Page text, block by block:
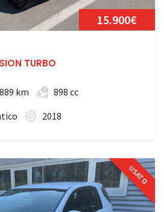
15.900€
TURBO
km
898 cc
2018
USATO